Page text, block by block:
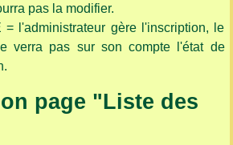
pas la modifier.
= l'administrateur gère l'inscription, le
verra pas sur son compte l'état de
page "Liste des